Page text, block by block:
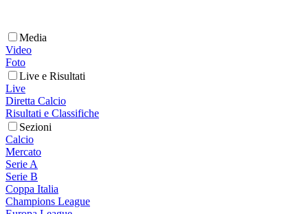
Media
Video
Foto
Live e Risultati
Live
Diretta Calcio
Risultati e Classifiche
Sezioni
Calcio
Mercato
Serie A
Serie B
Coppa Italia
Champions League